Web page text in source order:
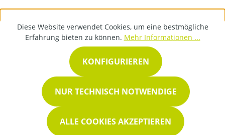
Diese Website verwendet Cookies, um eine bestmögliche
Erfahrung bieten zu können. Mehr Informationen ...
NUR TECHNISCH NOTWENDIGE
KONFIGURIEREN
ALLE COOKIES AKZEPTIEREN